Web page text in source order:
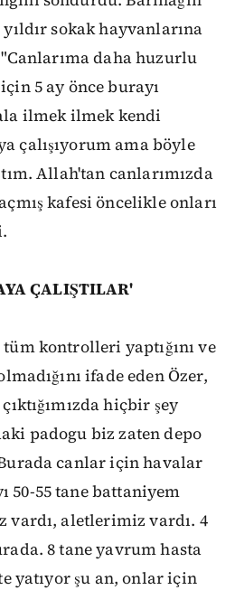
sokak hayvanlarına
daha huzurlu
5 ay önce burayı
ilmek ilmek kendi
çalışıyorum ama böyle
Allah'tan canlarımızda
kafesi öncelikle onları
ÇALIŞTILAR'
kontrolleri yaptığını ve
ifade eden Özer,
hiçbir şey
padogu biz zaten depo
canlar için havalar
50-55 tane battaniyem
vardı, aletlerimiz vardı. 4
8 tane yavrum hasta
yatıyor şu an, onlar için